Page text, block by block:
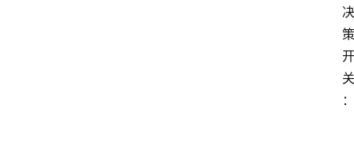
决
策
开
关
：